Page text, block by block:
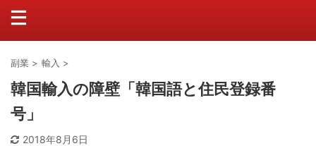
副業 > 輸入 >
韓国輸入の障壁「韓国語と住民登録番
号」
2018年8月6日